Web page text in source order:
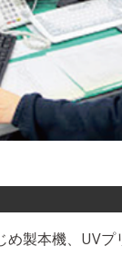
め製本機、UVプ